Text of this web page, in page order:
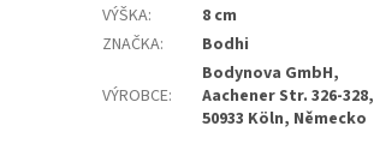
VÝŠKA:
8 cm
ZNAČKA: Bodhi
VÝROBCE:
Bodynova GmbH,
Aachener Str. 326-328,
50933 Köln, Německo